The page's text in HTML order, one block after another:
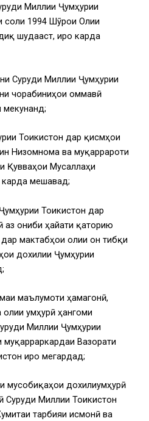
Миллии Ҷумҳурии
соли 1994 Шӯрои Олии
шудааст, иҷро карда
Суруди Миллии Ҷумҳурии
чорабиниҳои оммавӣ
мекунанд;
Тоҷикистон дар қисмҳои
Низомнома ва муқаррароти
Қувваҳои Мусаллаҳи
карда мешавад;
Тоҷикистон дар
ҷониби ҳайати қаторию
мактабҳои олии он тибқи
дохилии Ҷумҳурии
маълумоти ҳамагонӣ,
ҷумҳурӣ ҳангоми
Миллии Ҷумҳурии
муқарраркардаи Вазорати
иҷро мегардад;
мусобиқаҳои дохилиҷумҳурӣ
Миллии Тоҷикистон
тарбияи ҷисмонӣ ва